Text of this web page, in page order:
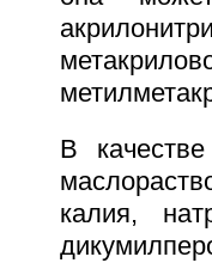
В
калия,